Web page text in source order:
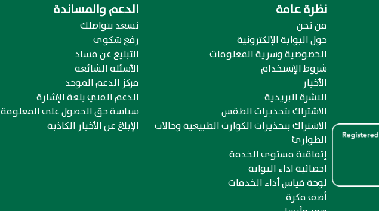
نظرة عامة
من نحن
حول البوابة الإلكترونية
الخصوصية وسرية المعلومات
شروط الإستخدام
الأخبار
النشرة البريدية
الاشتراك بتحذيرات الطقس
الاشتراك بتحذيرات الكوارث الطبيعية وحالات
الطوارئ
إتفاقية مستوى الخدمة
احصائية اداء البوابة
لوحة قياس أداء الخدمات
أضف فكرة
الدعم والمساندة
نسعد بتواصلك
رفع شكوى
التبليغ عن فساد
الأسئلة الشائعة
مركز الدعم الموحد
الدعم الفني بلغة الإشارة
سياسة حق الحصول على المعلومة
الإبلاغ عن الأخبار الكاذبة